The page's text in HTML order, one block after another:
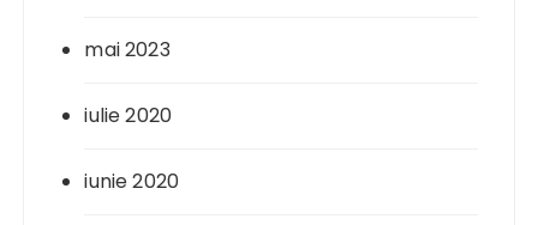
mai 2023
iulie 2020
iunie 2020